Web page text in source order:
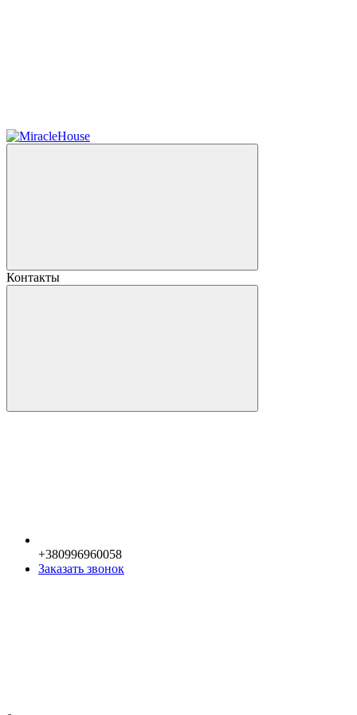
Контакты
+380996960058
Заказать звонок